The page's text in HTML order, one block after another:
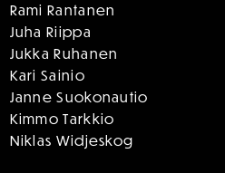
Rami Rantanen
Juha Riippa
Jukka Ruhanen
Kari Sainio
Janne Suokonautio
Kimmo Tarkkio
Niklas Widjeskog